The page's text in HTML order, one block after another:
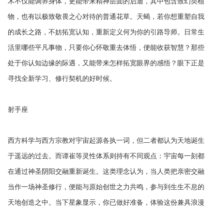
物，也有以极致敬畏之心对待的普通花草。天蝎，若你想重塑自我
的成长之路，不妨拓宽认知，重新定义何为你的引路导师。日常生
活里哪些平凡事物，只要你心怀敬重去体悟，便能收获智慧？那些
处于你认知边缘的际遇，又能带来怎样拓宽眼界的感悟？眼下正是
寻找全新学习、修行契机的好时候。
射手座
西方科学与西方宗教对宇宙起源各执一词，但二者都认为天地诞生
于遥远的过去。而谭崔等灵性体系则持有不同观点：宇宙每一刻都
在通过神圣阴阳交融重新诞生。这类理念认为，当人类把亲密交融
当作一场神圣修行，便能与原始创世之力共鸣，参与到生生不息的
天地创造之中。当下星象显示，你已做好准备，体验这份兼具浪漫